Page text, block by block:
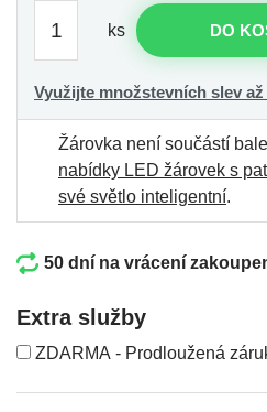
ks DO
Využijte množstevních slev až
Žárovka není součástí
nabídky LED žárovek s
své světlo inteligentní.
50 dní na vrácení
Extra služby
ZDARMA - Prodloužená